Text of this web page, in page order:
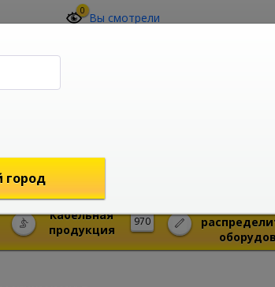
0 Вы смотрели
970
Кабельная
продукция
город